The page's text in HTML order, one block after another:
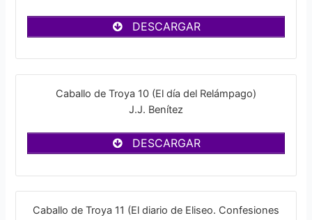
DESCARGAR
Caballo de Troya 10 (El día del Relámpago)
J.J. Benítez
DESCARGAR
Caballo de Troya 11 (El diario de Eliseo. Confesiones